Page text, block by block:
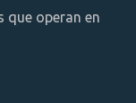
que operan en